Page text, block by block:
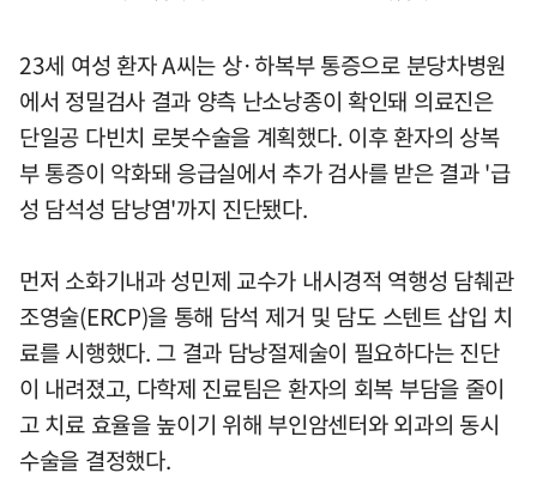
23세 여성 환자 A씨는 상·하복부 통증으로 분당차병원
에서 정밀검사 결과 양측 난소낭종이 확인돼 의료진은
단일공 다빈치 로봇수술을 계획했다. 이후 환자의 상복
부 통증이 악화돼 응급실에서 추가 검사를 받은 결과 '급
성 담석성 담낭염'까지 진단됐다.
먼저 소화기내과 성민제 교수가 내시경적 역행성 담췌관
조영술(ERCP)을 통해 담석 제거 및 담도 스텐트 삽입 치
료를 시행했다. 그 결과 담낭절제술이 필요하다는 진단
이 내려졌고, 다학제 진료팀은 환자의 회복 부담을 줄이
고 치료 효율을 높이기 위해 부인암센터와 외과의 동시
수술을 결정했다.